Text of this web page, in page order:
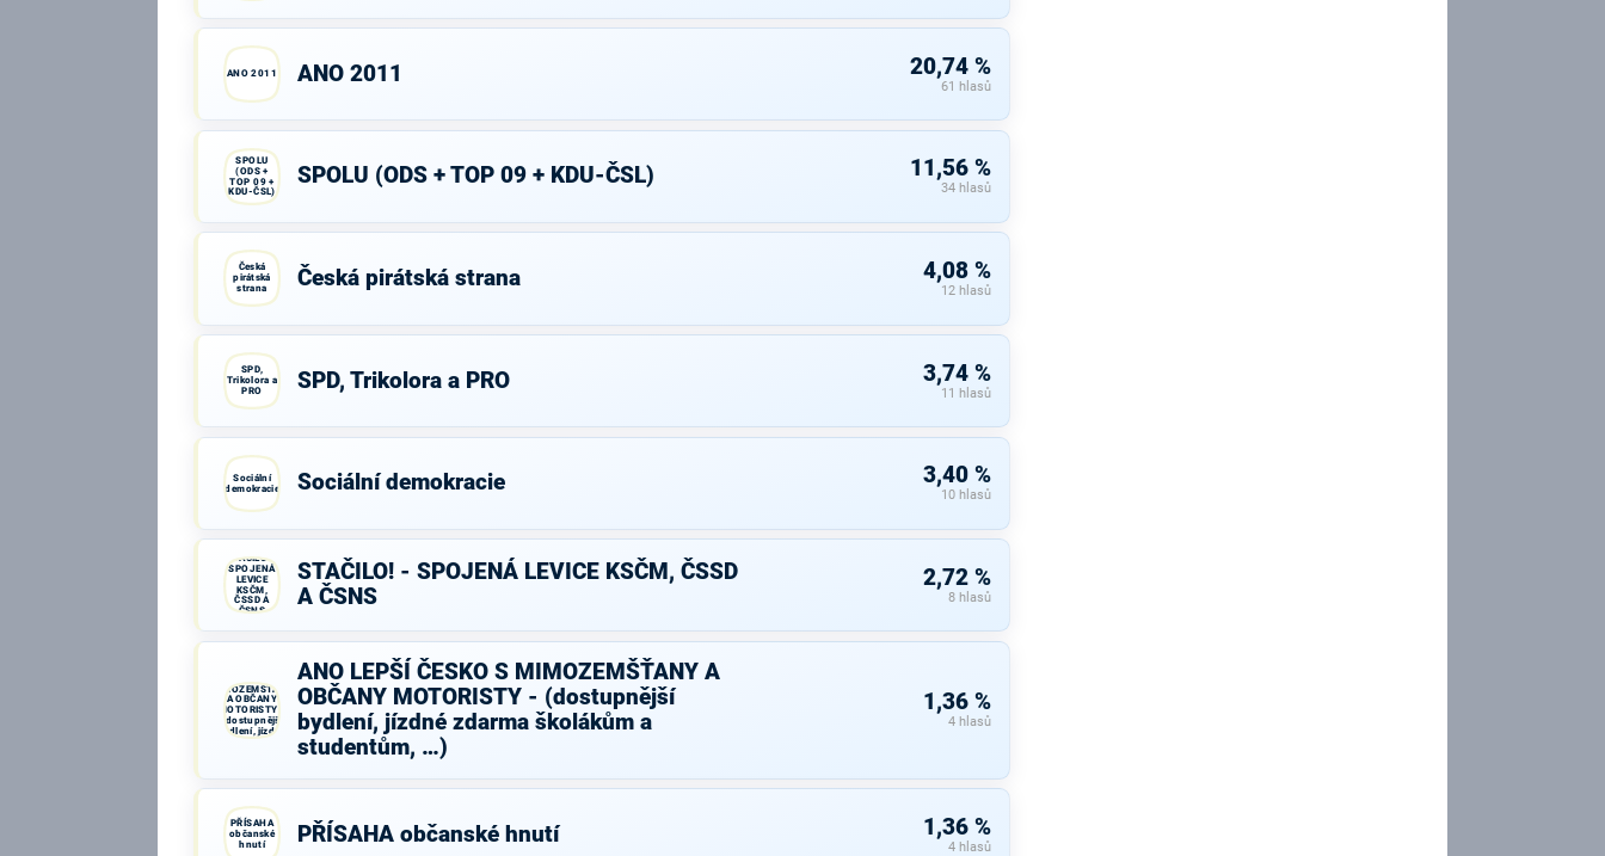
ANO 2011 ANO 2011 20,74 %
61 hlasů
SPOLU
(ODS +
TOP 09 +
KDU-ČSL)
SPOLU (ODS + TOP 09 + KDU-ČSL) 11,56 %
34 hlasů
Česká
pirátská
strana
Česká pirátská strana 4,08 %
12 hlasů
SPD,
Trikolora a
PRO
SPD, Trikolora a PRO 3,74 %
11 hlasů
Sociální
demokracie
Sociální demokracie 3,40 %
10 hlasů
STAČILO! -
SPOJENÁ
LEVICE
KSČM,
ČSSD A
ČSNS
STAČILO! - SPOJENÁ LEVICE KSČM, ČSSD
A ČSNS
2,72 %
8 hlasů
MIMOZEMŠŤANY
A OBČANY
MOTORISTY -
(dostupnější
bydlení, jízdné
zdarma školákům
ANO LEPŠÍ ČESKO S MIMOZEMŠŤANY A
OBČANY MOTORISTY - (dostupnější
bydlení, jízdné zdarma školákům a
studentům, …)
1,36 %
4 hlasů
PŘÍSAHA
občanské
hnutí
PŘÍSAHA občanské hnutí 1,36 %
4 hlasů